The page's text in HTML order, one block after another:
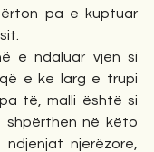
pa e kuptuar
e ndaluar vjen si
e ke larg e trupi
të, malli është si
shpërthen në këto
njerëzore,